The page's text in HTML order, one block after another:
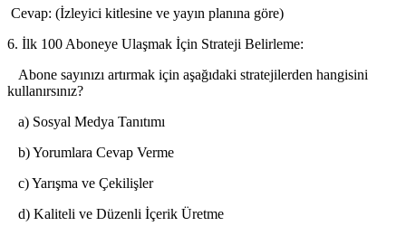
Cevap: (İzleyici kitlesine ve yayın planına göre)
6. İlk 100 Aboneye Ulaşmak İçin Strateji Belirleme:
Abone sayınızı artırmak için aşağıdaki stratejilerden hangisini
kullanırsınız?
a) Sosyal Medya Tanıtımı
b) Yorumlara Cevap Verme
c) Yarışma ve Çekilişler
d) Kaliteli ve Düzenli İçerik Üretme